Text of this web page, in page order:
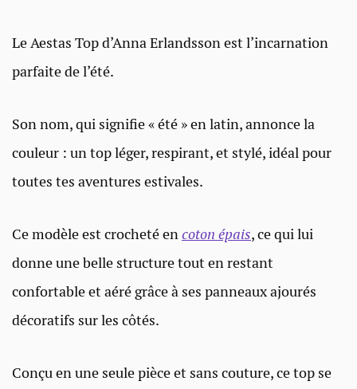
Le Aestas Top d’Anna Erlandsson est l’incarnation
parfaite de l’été.
Son nom, qui signifie « été » en latin, annonce la
couleur : un top léger, respirant, et stylé, idéal pour
toutes tes aventures estivales.
Ce modèle est crocheté en coton épais, ce qui lui
donne une belle structure tout en restant
confortable et aéré grâce à ses panneaux ajourés
décoratifs sur les côtés.
Conçu en une seule pièce et sans couture, ce top se